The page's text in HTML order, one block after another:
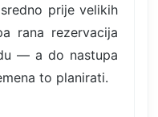
prije velikih
rana rezervacija
— a do nastupa
to planirati.